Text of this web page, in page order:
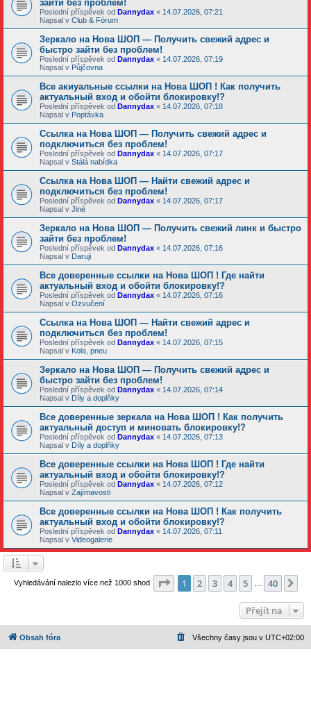
зайти без проблем!
Poslední příspěvek od Dannydax « 14.07.2026, 07:21
Napsal v Club & Fórum
Зеркало на Нова ШОП — Получить свежий адрес и
быстро зайти без проблем!
Poslední příspěvek od Dannydax « 14.07.2026, 07:19
Napsal v Půjčovna
Все акиуальные ссылки на Нова ШОП ! Как получить
актуальный вход и обойти блокировку!?
Poslední příspěvek od Dannydax « 14.07.2026, 07:18
Napsal v Poptávka
Ссылка на Нова ШОП — Получить свежий адрес и
подключиться без проблем!
Poslední příspěvek od Dannydax « 14.07.2026, 07:17
Napsal v Stálá nabídka
Ссылка на Нова ШОП — Найти свежий адрес и
подключиться без проблем!
Poslední příspěvek od Dannydax « 14.07.2026, 07:17
Napsal v Jiné
Зеркало на Нова ШОП — Получить свежий линк и быстро
зайти без проблем!
Poslední příspěvek od Dannydax « 14.07.2026, 07:16
Napsal v Daruji
Все доверенные ссылки на Нова ШОП ! Где найти
актуальный вход и обойти блокировку!?
Poslední příspěvek od Dannydax « 14.07.2026, 07:16
Napsal v Ozvučení
Ссылка на Нова ШОП — Найти свежий адрес и
подключиться без проблем!
Poslední příspěvek od Dannydax « 14.07.2026, 07:15
Napsal v Kola, pneu
Зеркало на Нова ШОП — Получить свежий адрес и
быстро зайти без проблем!
Poslední příspěvek od Dannydax « 14.07.2026, 07:14
Napsal v Díly a doplňky
Все доверенные зеркала на Нова ШОП ! Как получить
актуальный доступ и миновать блокировку!?
Poslední příspěvek od Dannydax « 14.07.2026, 07:13
Napsal v Díly a doplňky
Все доверенные ссылки на Нова ШОП ! Где найти
актуальный вход и обойти блокировку!?
Poslední příspěvek od Dannydax « 14.07.2026, 07:12
Napsal v Zajímavosti
Все доверенные ссылки на Нова ШОП ! Как получить
актуальный вход и обойти блокировку!?
Poslední příspěvek od Dannydax « 14.07.2026, 07:11
Napsal v Videogalerie
Vyhledávání nalezlo více než 1000 shod Stránka z 40
1 2 3 4 5 40
Přejít na
Obsah fóra Všechny časy jsou v UTC+02:00